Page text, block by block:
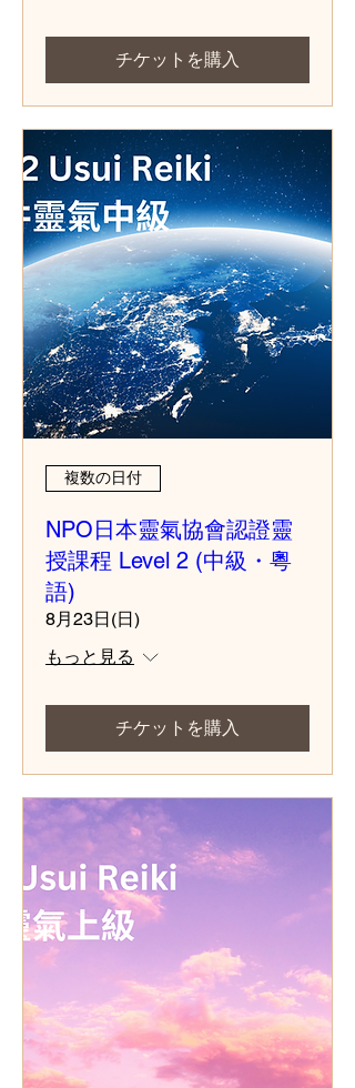
チケットを購入
複数の日付
NPO日本靈氣協會認證靈
授課程 Level 2 (中級・粵
語)
8月23日(日)
もっと見る
チケットを購入